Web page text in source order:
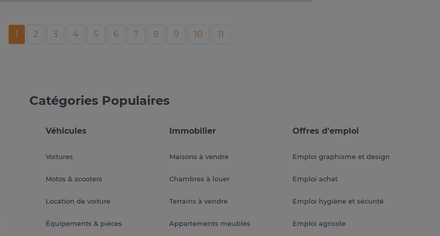
1 2 3 4 5 6 7 8 9 10 11
Catégories Populaires
Véhicules
Voitures
Motos & scooters
Location de voiture
Équipements & pièces
Immobilier
Maisons à vendre
Chambres à louer
Terrains à vendre
Appartements meublés
Offres d'emploi
Emploi graphisme et design
Emploi achat
Emploi hygiène et sécurité
Emploi agricole